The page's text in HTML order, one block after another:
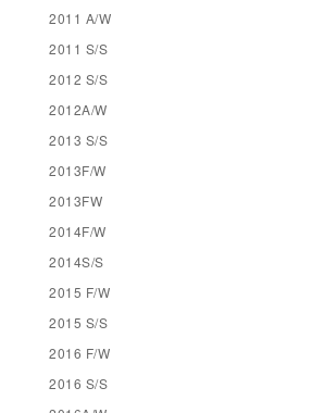
2011 A/W
2011 S/S
2012 S/S
2012A/W
2013 S/S
2013F/W
2013FW
2014F/W
2014S/S
2015 F/W
2015 S/S
2016 F/W
2016 S/S